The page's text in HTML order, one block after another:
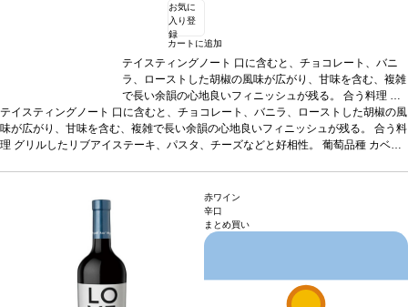
お気に
入り登
録
カートに追加
テイスティングノート 口に含むと、チョコレート、バニ
ラ、ローストした胡椒の風味が広がり、甘味を含む、複雑
で長い余韻の心地良いフィニッシュが残る。合う料理 グ
リルしたリブアイステーキ、パスタ、チーズなどと好相
性。葡萄品種カベルネ・ソーヴィニヨン 100%*本ヴィン
テージが在庫切れの場合、在庫があり価格が同様の場合は
テイスティングノート 口に含むと、チョコレート、バニラ、ローストした胡椒の風
味が広がり、甘味を含む、複雑で長い余韻の心地良いフィニッシュが残る。 合う料
理 グリルしたリブアイステーキ、パスタ、チーズなどと好相性。 葡萄品種 カベル
赤ワイン
辛口
まとめ買い